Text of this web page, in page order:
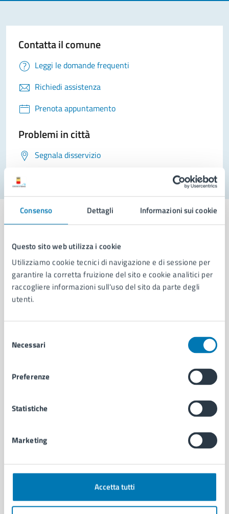
Consenso Dettagli Informazioni sui cookie
Questo sito web utilizza i cookie
Utilizziamo cookie tecnici di navigazione e di sessione per
garantire la corretta fruizione del sito e cookie analitici per
raccogliere informazioni sull'uso del sito da parte degli
utenti.
delNecessari
Preferenze
Statistiche
Marketing
Accetta tutti
Contatta il comune
Leggi le domande frequenti
Richiedi assistenza
Prenota appuntamento
Problemi in città
Segnala disservizio
Comune di Napoli
AMMINISTRAZIONE
Aree amministrative
Uffici
Enti e fondazioni
Personale amministrativo
CATEGORIE DI SERVIZIO
Autorizzazioni
Documenti e certificati